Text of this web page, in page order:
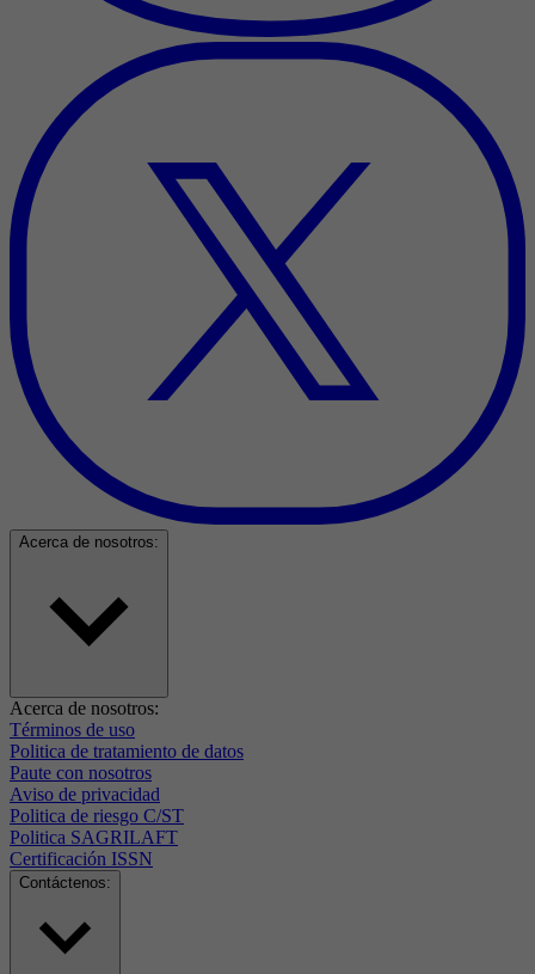
Acerca de nosotros:
Acerca de nosotros:
Términos de uso
Politica de tratamiento de datos
Paute con nosotros
Aviso de privacidad
Politica de riesgo C/ST
Politica SAGRILAFT
Certificación ISSN
Contáctenos: